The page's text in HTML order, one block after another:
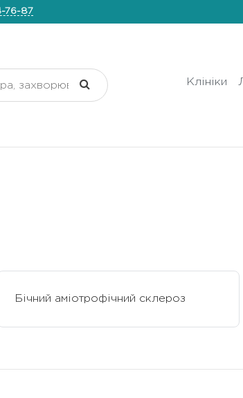
76-87
Клініки
Бічний аміотрофічний склероз